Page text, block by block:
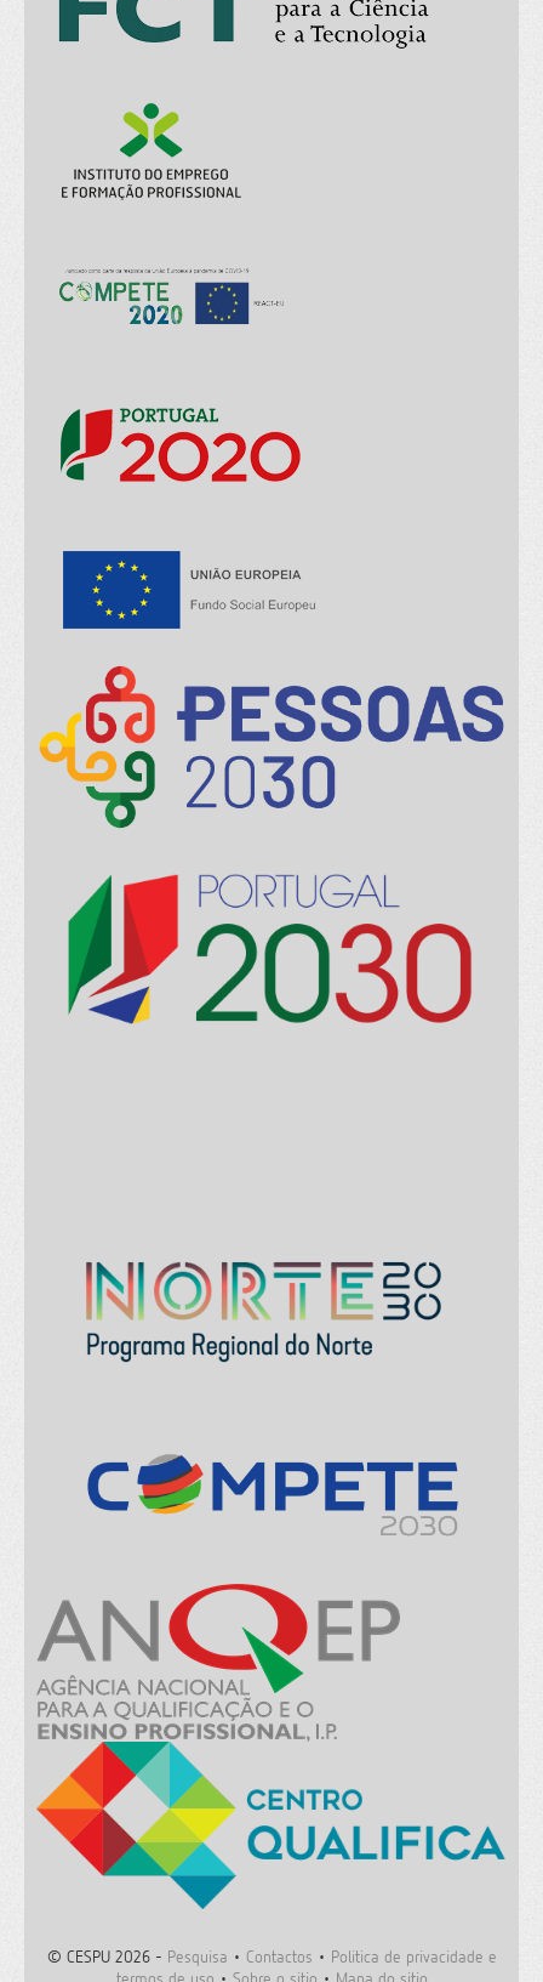
© CESPU 2026 - Pesquisa • Contactos • Politica de privacidade e
termos de uso • Sobre o sitio • Mapa do sitio